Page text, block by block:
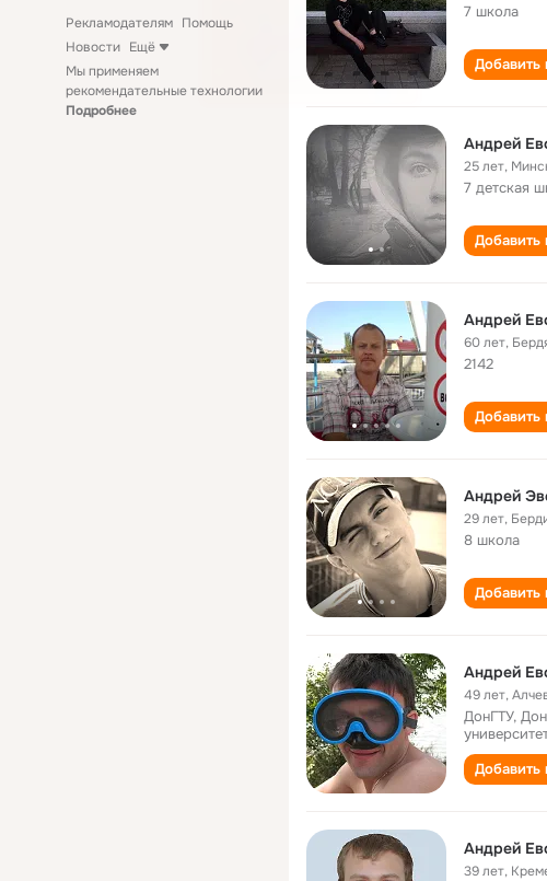
Рекламодателям Помощь
Новости Ещё
Мы применяем
рекомендательные технологии
Подробнее
7 школа
Добавить
Андрей
25 лет,
7 детская
Добавить
Андрей
60 лет,
2142
Добавить
Андрей
29 лет,
8 школа
Добавить
Андрей
49 лет,
ДонГТУ,
Добавить
Андрей
39 лет,